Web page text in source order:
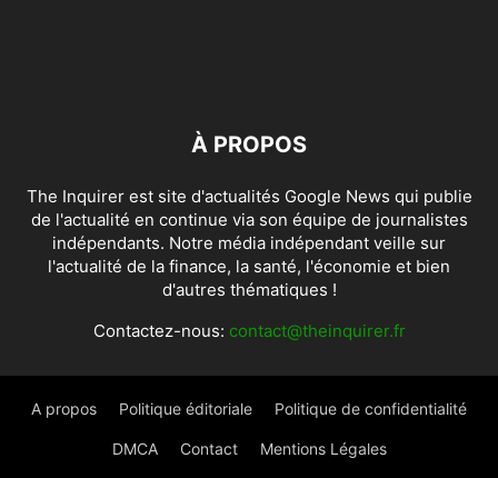
À PROPOS
The Inquirer est site d'actualités Google News qui publie
de l'actualité en continue via son équipe de journalistes
indépendants. Notre média indépendant veille sur
l'actualité de la finance, la santé, l'économie et bien
d'autres thématiques !
Contactez-nous: contact@theinquirer.fr
A propos Politique éditoriale Politique de confidentialité
DMCA Contact Mentions Légales